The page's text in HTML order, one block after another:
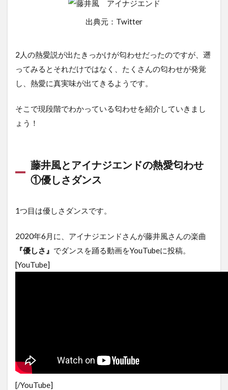
出典元：Twitter
2人の熱愛説が出たきっかけが匂わせだったのですが、遡
ってみるとそれだけではなく、たくさんの匂わせが発覚
し、熱愛に真実味が出てきるようです。
そこで現段階でわかっている匂わせを紹介していきまし
ょう！
藤井風とアイナジエンドの熱愛匂わせ
①優しさダンス
1つ目は優しさダンスです。
2020年6月に、アイナジエンドさんが藤井風さんの楽曲
『優しさ』 でダンスを踊る動画をYouTubeに投稿。
[YouTube]
[/YouTube]